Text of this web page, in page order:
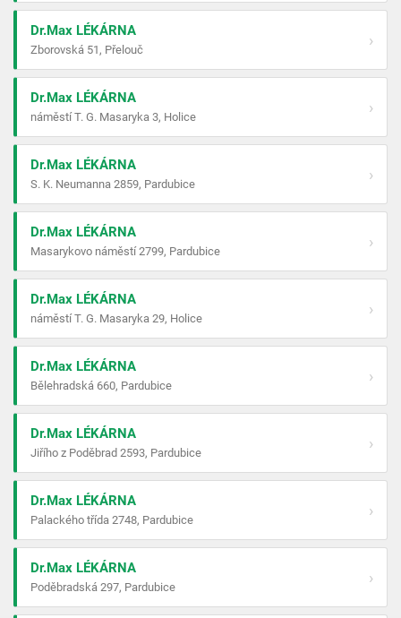
Dr.Max LÉKÁRNA
Zborovská 51, Přelouč
›
Dr.Max LÉKÁRNA
náměstí T. G. Masaryka 3, Holice
›
Dr.Max LÉKÁRNA
S. K. Neumanna 2859, Pardubice
›
Dr.Max LÉKÁRNA
Masarykovo náměstí 2799, Pardubice
›
Dr.Max LÉKÁRNA
náměstí T. G. Masaryka 29, Holice
›
Dr.Max LÉKÁRNA
Bělehradská 660, Pardubice
›
Dr.Max LÉKÁRNA
Jiřího z Poděbrad 2593, Pardubice
›
Dr.Max LÉKÁRNA
Palackého třída 2748, Pardubice
›
Dr.Max LÉKÁRNA
Poděbradská 297, Pardubice
›